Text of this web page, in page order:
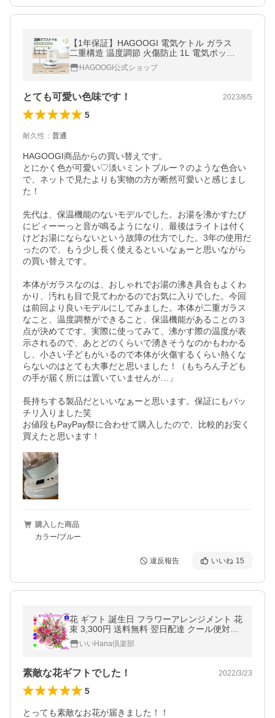
【1年保証】HAGOOGI 電気ケトル ガラス
二重構造 温度調節 火傷防止 1L 電気ポット
小型 湯沸かし器 900W 軽量ポット ギフト 御
歳暮HAGOOGI公式ショップ
とても可愛い色味です！ 2023/8/5
5
耐久性 ： 普通
HAGOOGI商品からの買い替えです。
とにかく色が可愛い♡淡いミントブルー？のような色合い
で、ネットで見たよりも実物の方が断然可愛いと感じまし
た！
先代は、保温機能のないモデルでした。お湯を沸かすたび
にピィーーっと音が鳴るようになり、最後はライトは付く
けどお湯にならないという故障の仕方でした。3年の使用だ
ったので、もう少し長く使えるといいなぁーと思いながら
の買い替えです。
本体がガラスなのは、おしゃれでお湯の沸き具合もよくわ
かり、汚れも目で見てわかるのでお気に入りでした。今回
は前回より良いモデルにしてみました。本体が二重ガラス
なこと、温度調整ができること、保温機能があることの３
点が決めてです。実際に使ってみて、沸かす際の温度が表
示されるので、あとどのくらいで湧きそうなのかもわかる
し、小さい子どもがいるので本体が火傷するくらい熱くな
らないのはとても大事だと思いました！（もちろん子ども
の手が届く所には置いていませんが…」
長持ちする製品だといいなぁーと思います。保証にもバッ
チリ入りました笑
お値段もPayPay祭に合わせて購入したので、比較的お安く
買えたと思います！
購入した商品
カラー/ブルー
違反報告 いいね 15
花 ギフト 誕生日 フラワーアレンジメント 花
束 3,300円 送料無料 翌日配達 クール便対
応！ プレゼント メッセージカード付【200
円OFFクーポン進呈】 爆買
いいHana倶楽部
素敵な花ギフトでした！ 2022/3/23
5
とっても素敵なお花が届きました！！